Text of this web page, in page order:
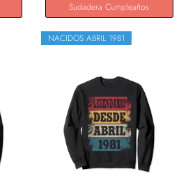
Sudadera Cumpleaños
NACIDOS ABRIL 1981